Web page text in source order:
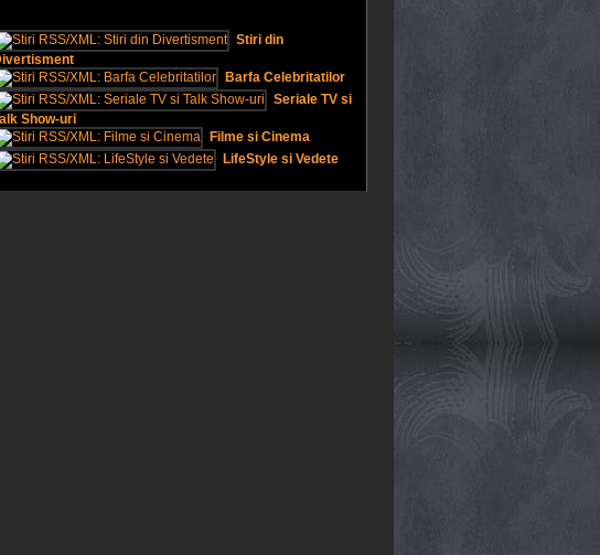
Stiri din
Barfa Celebritatilor
Seriale TV si
Show-uri
Filme si Cinema
LifeStyle si Vedete